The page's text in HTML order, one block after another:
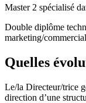
Master 2 spécialisé
Double diplôme
marketing/
Quelles
Le/la Directeur/trice
direction d’une